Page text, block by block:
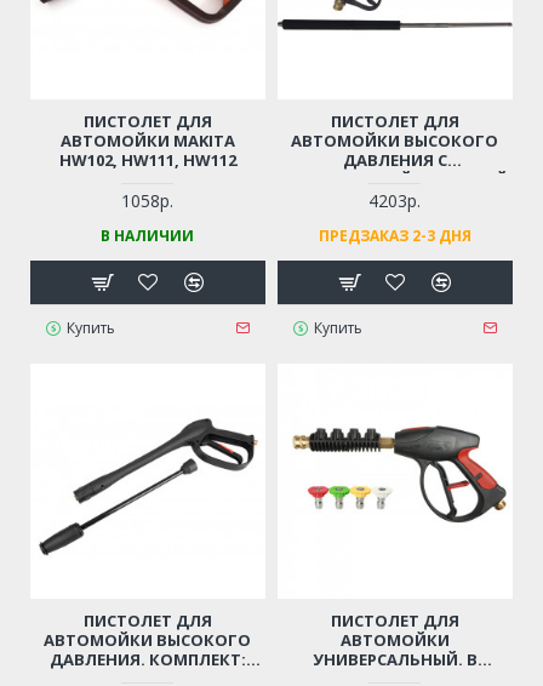
ПИСТОЛЕТ ДЛЯ
АВТОМОЙКИ MAKITA
HW102, HW111, HW112
1058р.
В НАЛИЧИИ
Купить
ПИСТОЛЕТ ДЛЯ
АВТОМОЙКИ ВЫСОКОГО
ДАВЛЕНИЯ С
НЕРЖАВЕЮЩЕЙ СТАЛЬНОЙ
ТРУБОЙ
(ПРОФЕССИОНАЛЬНЫЙ,
РЕЗЬБА М14)
4203р.
ПРЕДЗАКАЗ 2-3 ДНЯ
Купить
ПИСТОЛЕТ ДЛЯ
АВТОМОЙКИ ВЫСОКОГО
ДАВЛЕНИЯ. КОМПЛЕКТ:
ПИСТОЛЕТ ДЛЯ
АВТОМОЙКИ
УНИВЕРСАЛЬНЫЙ. В